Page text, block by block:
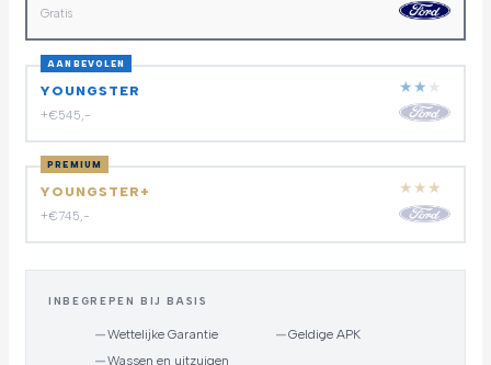
Gratis
AANBEVOLEN
YOUNGSTER
+€545,-
★★ ★
PREMIUM
YOUNGSTER+
+€745,-
★ ★ ★
INBEGREPEN BIJ BASIS
—Wettelijke Garantie —Geldige APK
—Wassen en uitzuigen